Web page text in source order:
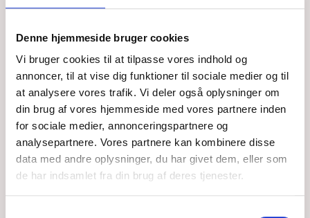
Denne hjemmeside bruger cookies
Vi bruger cookies til at tilpasse vores indhold og
annoncer, til at vise dig funktioner til sociale medier og til
at analysere vores trafik. Vi deler også oplysninger om
din brug af vores hjemmeside med vores partnere inden
for sociale medier, annonceringspartnere og
analysepartnere. Vores partnere kan kombinere disse
data med andre oplysninger, du har givet dem, eller som
de har indsamlet fra din brug af deres tjenester.
bliver man ikke mødt med
krav om at læse en hel bog
eller en videnskabelig artikel.
Selv blandt professionelle –
som socialrådgivere og
lovgivere – er det de
færreste, der læser
forskningspublikationer.”